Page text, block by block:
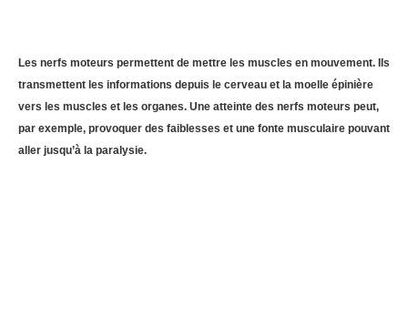
Les nerfs moteurs permettent de mettre les muscles en mouvement. Ils
transmettent les informations depuis le cerveau et la moelle épinière
vers les muscles et les organes. Une atteinte des nerfs moteurs peut,
par exemple, provoquer des faiblesses et une fonte musculaire pouvant
aller jusqu’à la paralysie.